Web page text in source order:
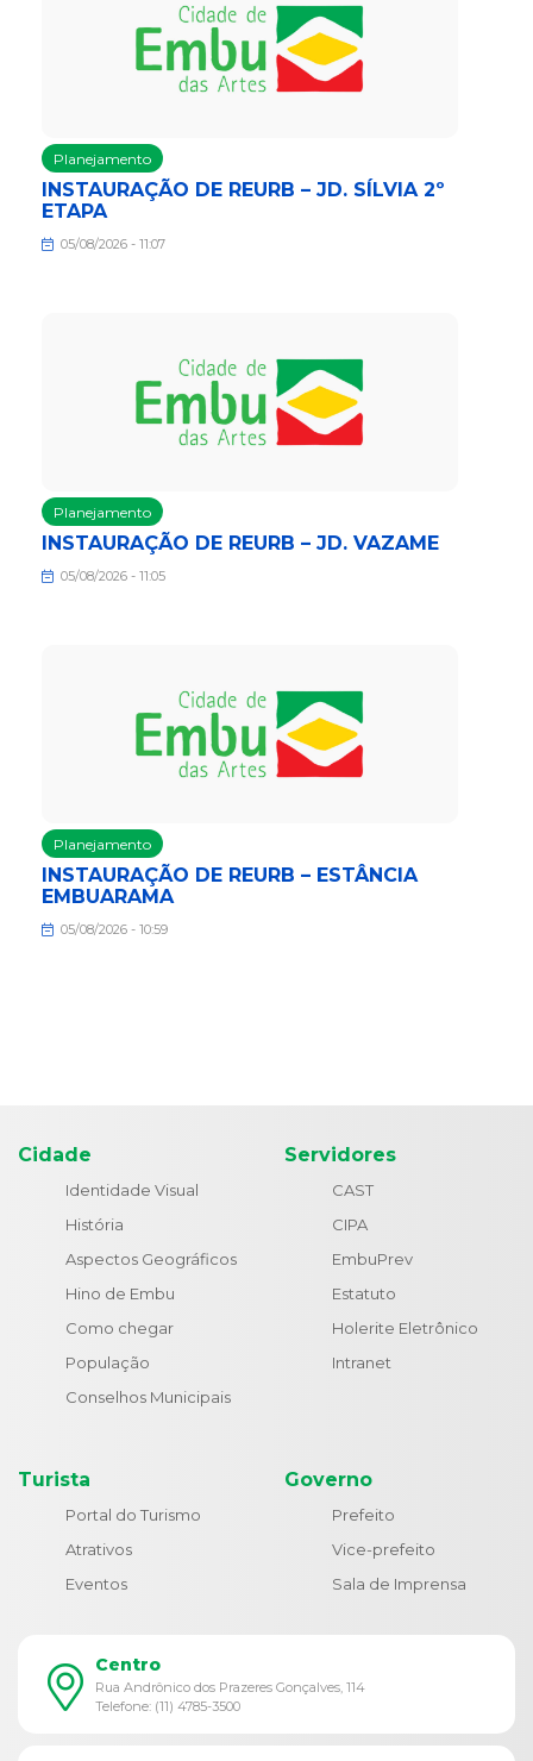
Planejamento
INSTAURAÇÃO DE REURB – JD. SÍLVIA 2º
ETAPA
05/08/2026 - 11:07
Planejamento
INSTAURAÇÃO DE REURB – JD. VAZAME
05/08/2026 - 11:05
Planejamento
INSTAURAÇÃO DE REURB – ESTÂNCIA
EMBUARAMA
05/08/2026 - 10:59
Cidade
Identidade Visual
História
Aspectos Geográficos
Hino de Embu
Como chegar
População
Conselhos Municipais
Servidores
CAST
CIPA
EmbuPrev
Estatuto
Holerite Eletrônico
Intranet
Turista
Portal do Turismo
Atrativos
Eventos
Governo
Prefeito
Vice-prefeito
Sala de Imprensa
Centro
Rua Andrônico dos Prazeres Gonçalves, 114
Telefone: (11) 4785-3500